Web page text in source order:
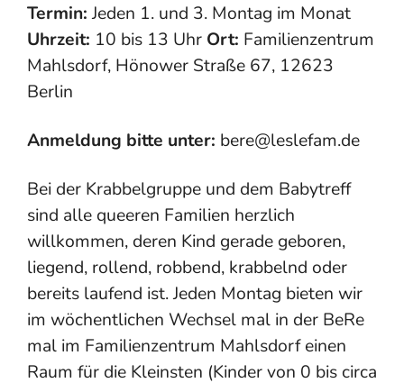
Termin:Jeden 1. und 3. Montag im Monat
Uhrzeit: 10 bis 13 Uhr Ort: Familienzentrum
Mahlsdorf, Hönower Straße 67, 12623
Berlin
Anmeldung bitte unter: bere@leslefam.de
Bei der Krabbelgruppe und dem Babytreff
sind alle queeren Familien herzlich
willkommen, deren Kind gerade geboren,
liegend, rollend, robbend, krabbelnd oder
bereits laufend ist. Jeden Montag bieten wir
im wöchentlichen Wechsel mal in der BeRe
mal im Familienzentrum Mahlsdorf einen
Raum für die Kleinsten (Kinder von 0 bis circa